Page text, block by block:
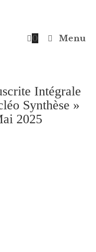
0 Menu
Intégrale
Synthèse »
2025